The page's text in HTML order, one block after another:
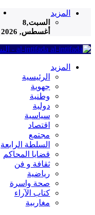
المزيد
السبت,8
أغسطس, 2026
al-intifada - النسخة الإلكترونية لجريدة الانتفاضة
المزيد
الرئيسية
جهوية
وطنية
دولية
سياسية
اقتصاد
مجتمع
السلطة الرابعة
قضايا المحاكم
ثقافة و فن
رياضية
صحة واسرة
كتاب الآراء
مغاربية